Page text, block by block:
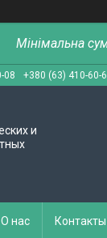
Мінімальна
08 +380 (63) 410-60-
и
О нас Контакты